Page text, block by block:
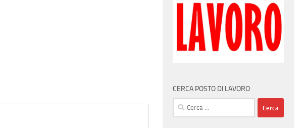
CERCA POSTO DI LAVORO
Ricerca
per: